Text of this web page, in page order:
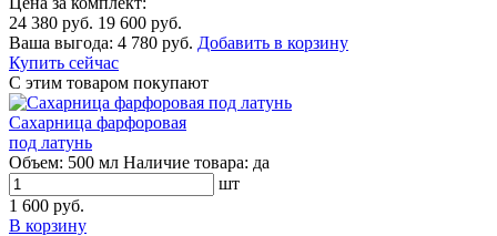
24 380 руб. 19 600 руб.
Ваша выгода: 4 780 руб. Добавить в корзину
Купить сейчас
С этим товаром покупают
Сахарница фарфоровая
под латунь
Объем: 500 мл Наличие товара: да
шт
1 600 руб.
В корзину